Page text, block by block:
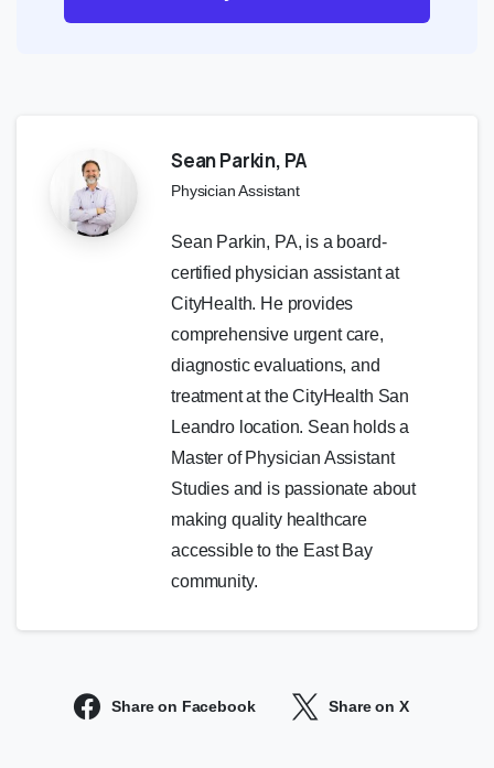
Sean Parkin, PA
Physician Assistant
Sean Parkin, PA, is a board-
certified physician assistant at
CityHealth. He provides
comprehensive urgent care,
diagnostic evaluations, and
treatment at the CityHealth San
Leandro location. Sean holds a
Master of Physician Assistant
Studies and is passionate about
making quality healthcare
accessible to the East Bay
community.
Share on Facebook Share on X